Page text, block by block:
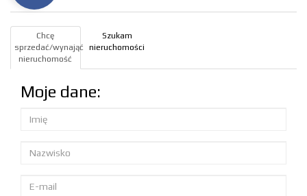
Chcę
sprzedać/wynająć
nieruchomość
Szukam
nieruchomości
Moje dane: